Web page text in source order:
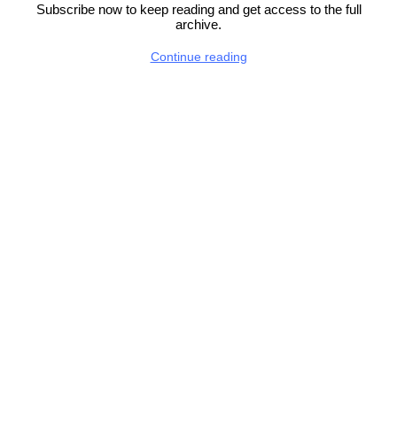
Subscribe now to keep reading and get access to the full
archive.
Continue reading